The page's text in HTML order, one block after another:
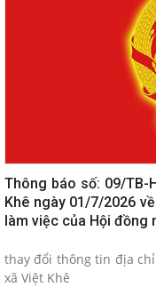
Thông báo số: 09/TB-
Khê ngày 01/7/2026
làm việc của Hội đồng
thay đổi thông tin địa
xã Việt Khê